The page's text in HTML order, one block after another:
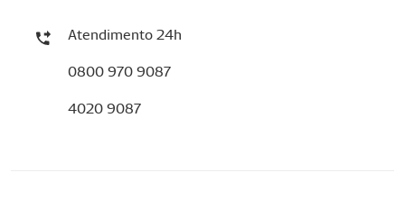
Atendimento 24h
0800 970 9087
4020 9087